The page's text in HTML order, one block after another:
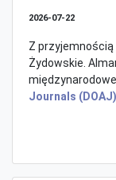
2026-07-22
Z przyjemnością
Żydowskie.
Journals (DOAJ)